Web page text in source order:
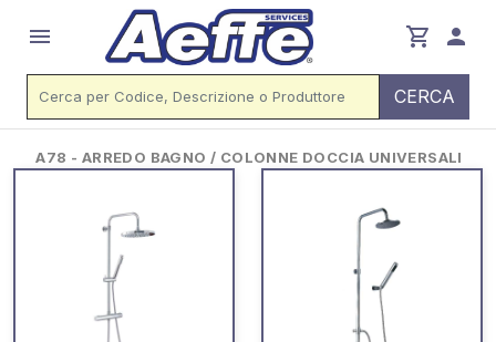
menu shopping_cart person
CERCA
A78 - ARREDO BAGNO / COLONNE DOCCIA UNIVERSALI